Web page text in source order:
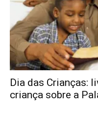
Dia das Crianças:
criança sobre a